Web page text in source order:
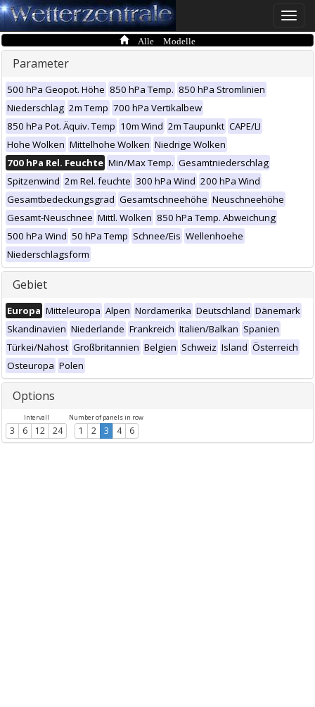
Toggle
Alle Modelle
Parameter
500 hPa Geopot. Höhe 850 hPa Temp. 850 hPa Stromlinien
Niederschlag 2m Temp 700 hPa Vertikalbew
850 hPa Pot. Äquiv. Temp 10m Wind 2m Taupunkt CAPE/LI
Hohe Wolken Mittelhohe Wolken Niedrige Wolken
700 hPa Rel. Feuchte Min/Max Temp. Gesamtniederschlag
Spitzenwind 2m Rel. feuchte 300 hPa Wind 200 hPa Wind
Gesamtbedeckungsgrad Gesamtschneehöhe Neuschneehöhe
Gesamt-Neuschnee Mittl. Wolken 850 hPa Temp. Abweichung
500 hPa Wind 50 hPa Temp Schnee/Eis Wellenhoehe
Niederschlagsform
Gebiet
Europa Mitteleuropa Alpen Nordamerika Deutschland Dänemark
Skandinavien Niederlande Frankreich Italien/Balkan Spanien
Türkei/Nahost Großbritannien Belgien Schweiz Island Österreich
Osteuropa Polen
Options
Intervall
3 6 12 24
Number of panels in row
1 2 3 4 6